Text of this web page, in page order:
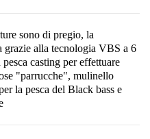
sono di pregio, la
grazie alla tecnologia VBS a 6
casting per effettuare
"parrucche", mulinello
la pesca del Black bass e